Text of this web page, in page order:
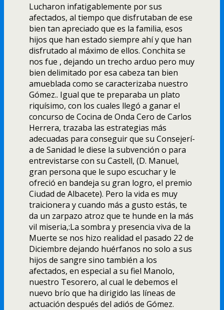
Lucharon infatigablemente por sus
afectados, al tiempo que disfrutaban de ese
bien tan apreciado que es la familia, esos
hijos que han estado siempre ahí­ y que han
disfrutado al máximo de ellos. Conchita se
nos fue , dejando un trecho arduo pero muy
bien delimitado por esa cabeza tan bien
amueblada como se caracterizaba nuestro
Gómez.. Igual que te preparaba un plato
riquí­simo, con los cuales llegó a ganar el
concurso de Cocina de Onda Cero de Carlos
Herrera, trazaba las estrategias más
adecuadas para conseguir que su Consejerí­
a de Sanidad le diese la subvención o para
entrevistarse con su Castell, (D. Manuel,
gran persona que le supo escuchar y le
ofreció en bandeja su gran logro, el premio
Ciudad de Albacete). Pero la vida es muy
traicionera y cuando más a gusto estás, te
da un zarpazo atroz que te hunde en la más
vil miseria,:La sombra y presencia viva de la
Muerte se nos hizo realidad el pasado 22 de
Diciembre dejando huérfanos no solo a sus
hijos de sangre sino también a los
afectados, en especial a su fiel Manolo,
nuestro Tesorero, al cual le debemos el
nuevo brí­o que ha dirigido las lí­neas de
actuación después del adiós de Gómez.